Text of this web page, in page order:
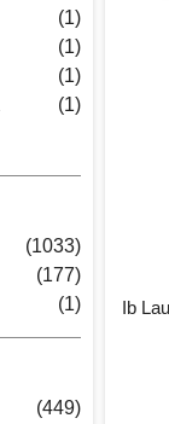
(1)
(1)
(1)
(1)
(1033)
(177)
(1)
(449)
Ib